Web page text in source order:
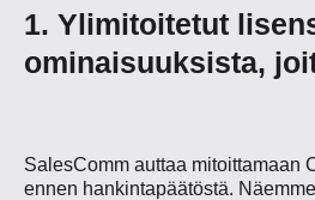
1. Ylimitoitetut
ominaisuuksista,
SalesComm auttaa mitoittamaan
ennen hankintapäätöstä.